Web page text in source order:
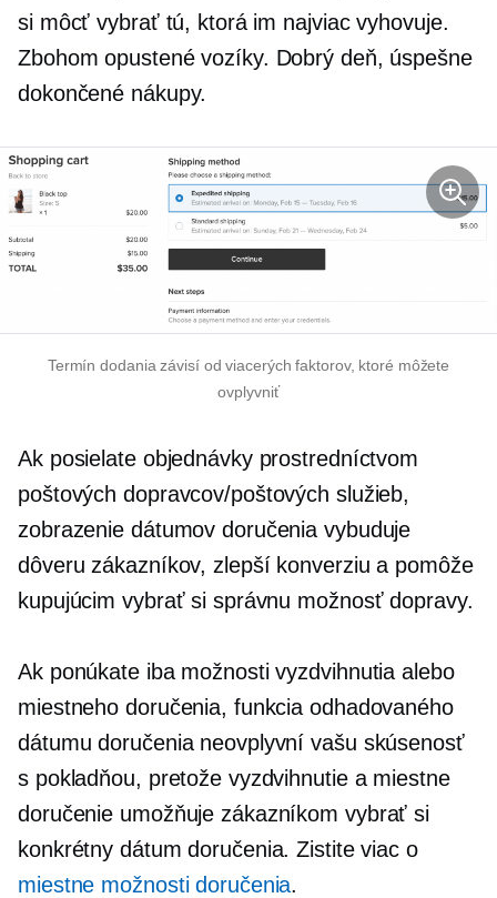
si môcť vybrať tú, ktorá im najviac vyhovuje.
Zbohom opustené vozíky. Dobrý deň, úspešne
dokončené nákupy.
Termín dodania závisí od viacerých faktorov, ktoré môžete
ovplyvniť
Ak posielate objednávky prostredníctvom
poštových dopravcov/poštových služieb,
zobrazenie dátumov doručenia vybuduje
dôveru zákazníkov, zlepší konverziu a pomôže
kupujúcim vybrať si správnu možnosť dopravy.
Ak ponúkate iba možnosti vyzdvihnutia alebo
miestneho doručenia, funkcia odhadovaného
dátumu doručenia neovplyvní vašu skúsenosť
s pokladňou, pretože vyzdvihnutie a miestne
doručenie umožňuje zákazníkom vybrať si
konkrétny dátum doručenia. Zistite viac o
miestne možnosti doručenia.